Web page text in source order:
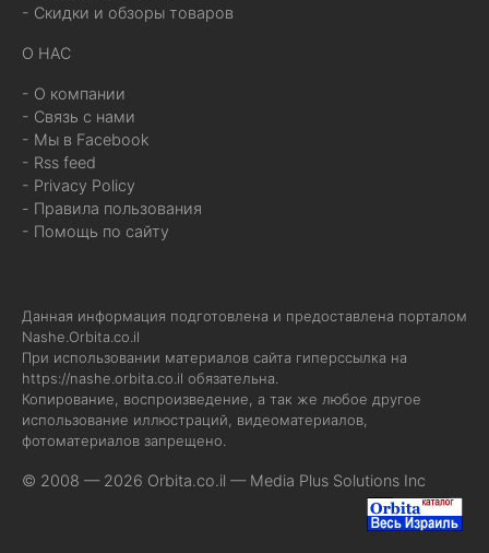
- Скидки и обзоры товаров
О НАС
- О компании
- Связь с нами
- Мы в Facebook
- Rss feed
- Privacy Policy
- Правила пользования
- Помощь по сайту
Данная информация подготовлена и предоставлена порталом
Nashe.Orbita.co.il
При использовании материалов сайта гиперссылка на
https://nashe.orbita.co.il обязательна.
Копирование, воспроизведение, а так же любое другое
использование иллюстраций, видеоматериалов,
фотоматериалов запрещено.
© 2008 — 2026 Orbita.co.il — Media Plus Solutions Inc